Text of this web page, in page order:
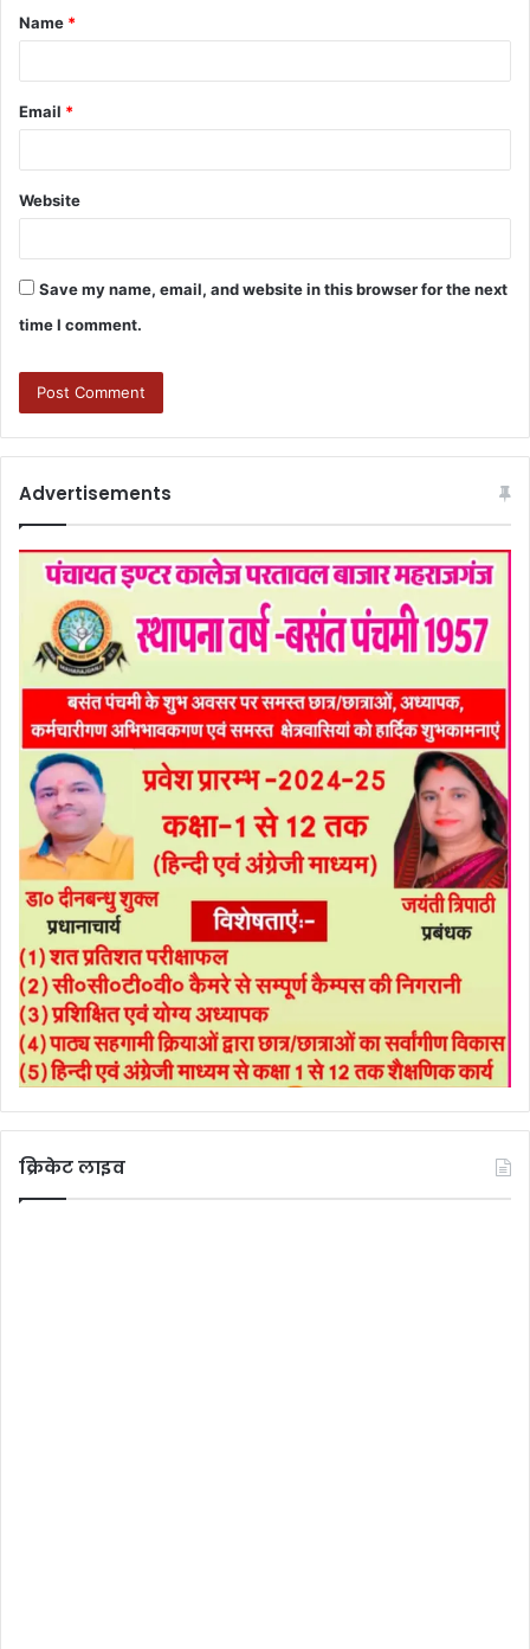
Name *
Email *
Website
Save my name, email, and website in this browser for the next
time I comment.
Advertisements
क्रिकेट लाइव